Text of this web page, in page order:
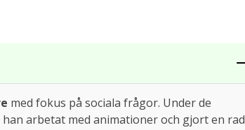
med fokus på sociala frågor. Under de
arbetat med animationer och gjort en rad